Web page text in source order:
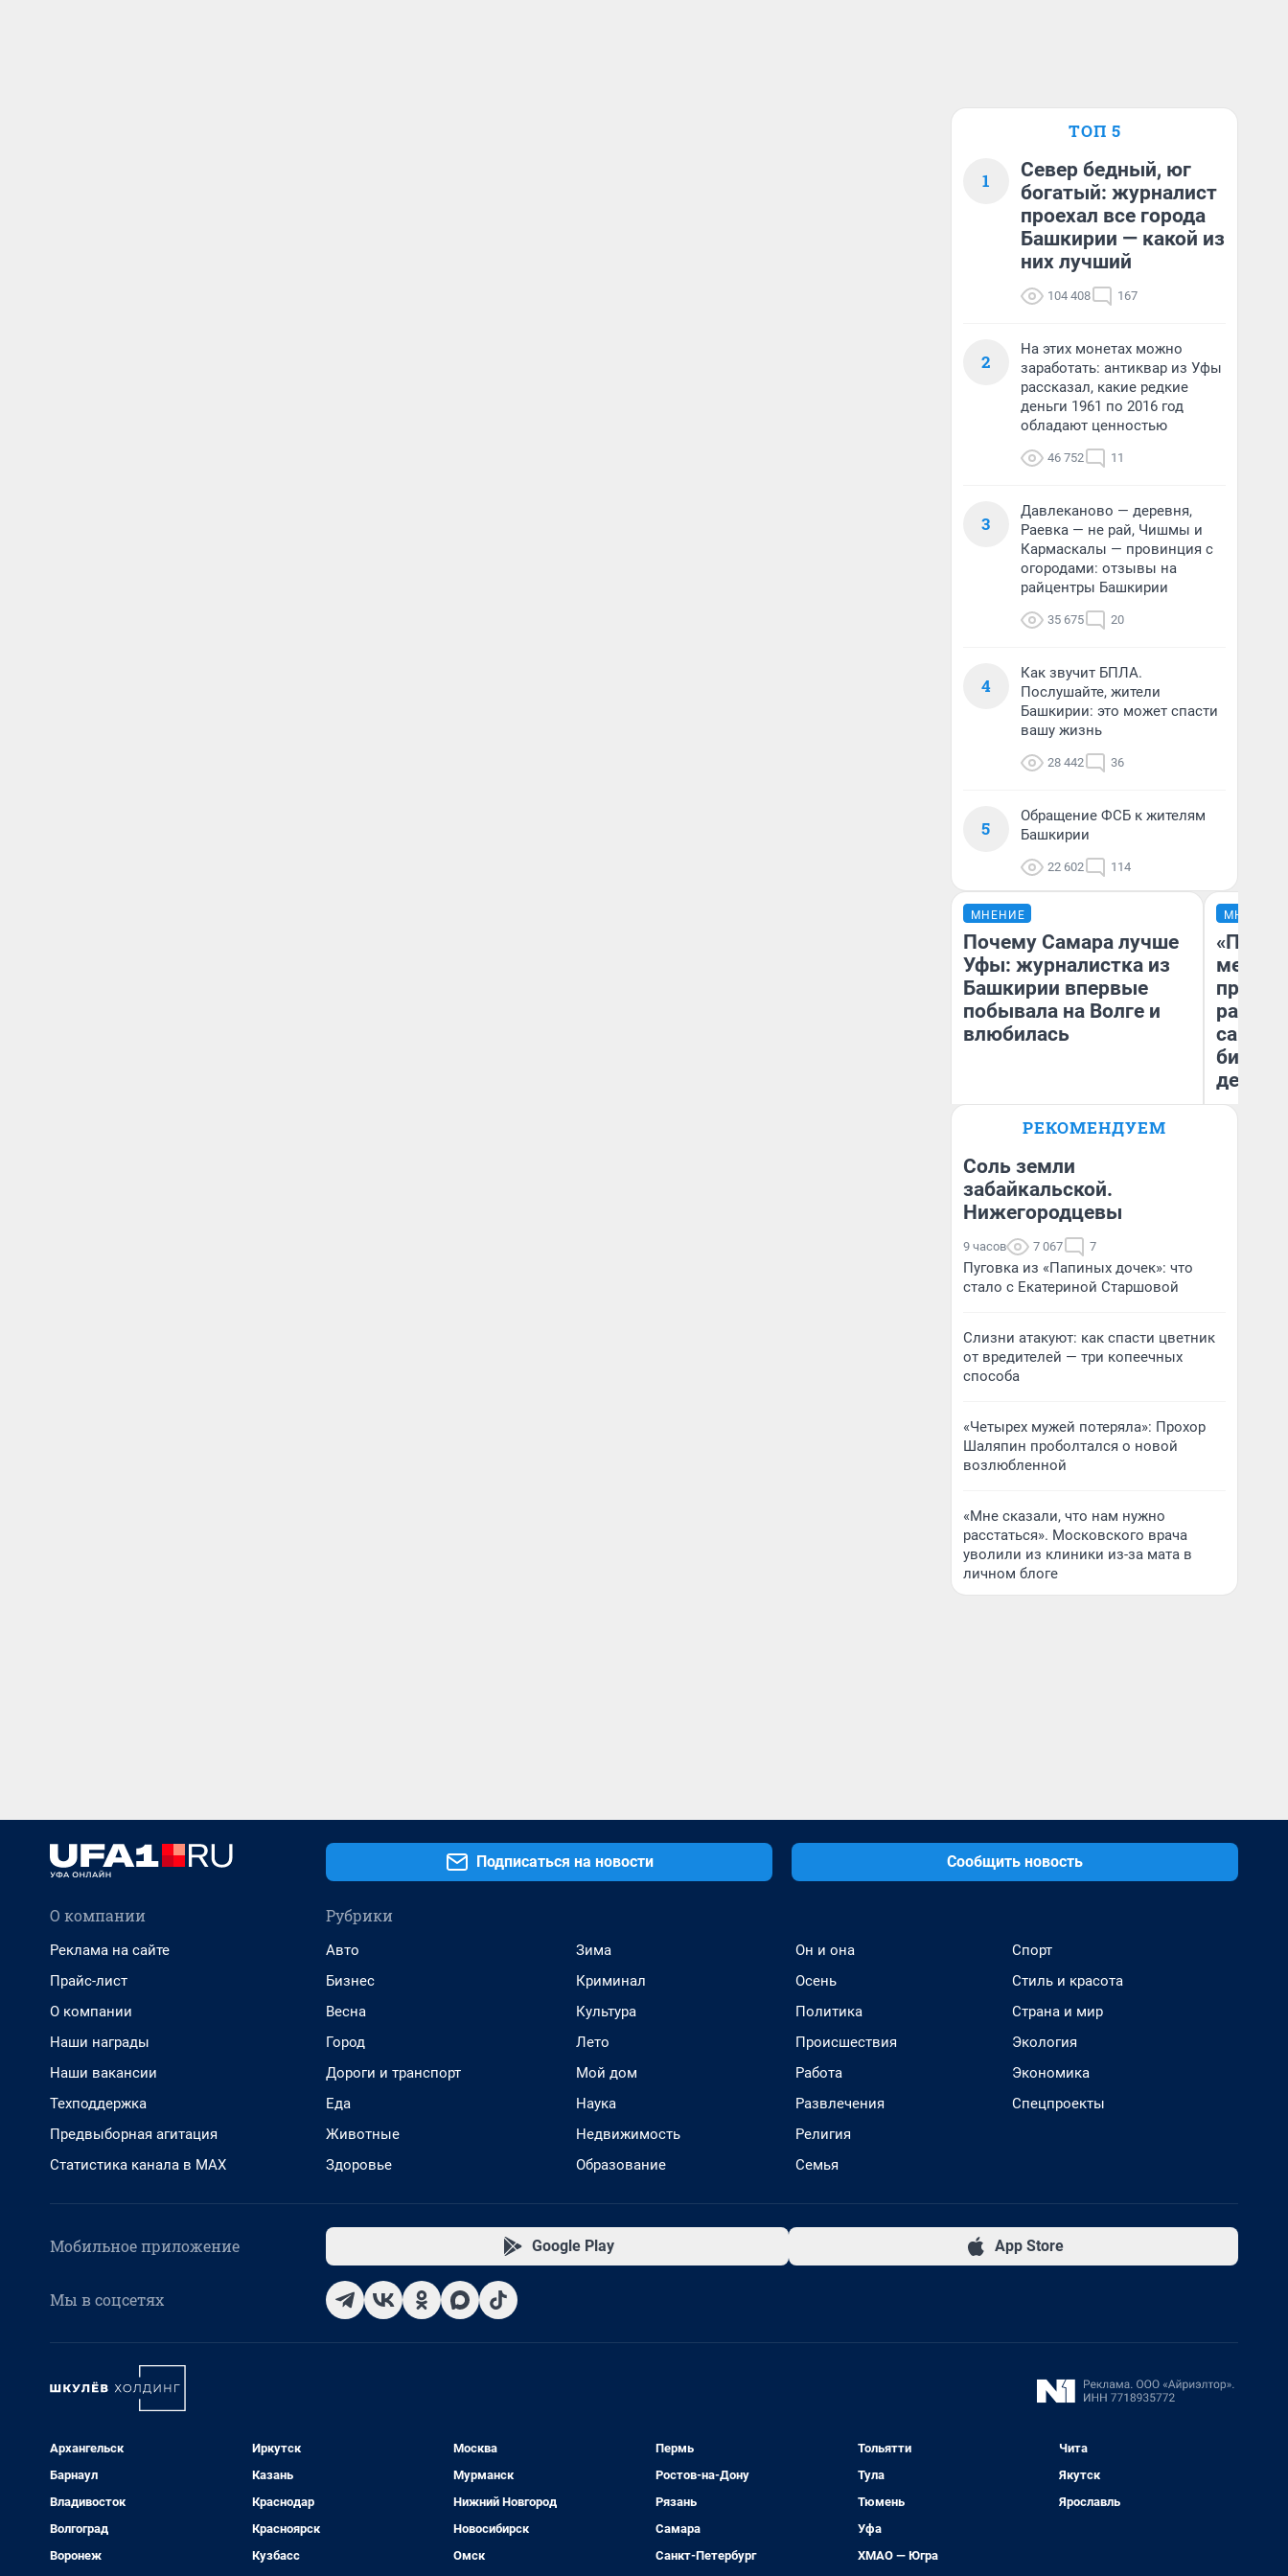
ТОП 5
1
Север бедный, юг
богатый: журналист
проехал все города
Башкирии — какой из
них лучший
104 408 167
2
На этих монетах можно
заработать: антиквар из Уфы
рассказал, какие редкие
деньги 1961 по 2016 год
обладают ценностью
46 752 11
3
Давлеканово — деревня,
Раевка — не рай, Чишмы и
Кармаскалы — провинция с
огородами: отзывы на
райцентры Башкирии
35 675 20
4
Как звучит БПЛА.
Послушайте, жители
Башкирии: это может спасти
вашу жизнь
28 442 36
5
Обращение ФСБ к жителям
Башкирии
22 602 114
МНЕНИЕ
Почему Самара лучше
Уфы: журналистка из
Башкирии впервые
побывала на Волге и
влюбилась
Назифа Нурмухаметова
МНЕНИЕ
самом
РЕКОМЕНДУЕМ
Соль земли
забайкальской.
Нижегородцевы
9 часов 7 067 7
Пуговка из «Папиных дочек»: что
стало с Екатериной Старшовой
Слизни атакуют: как спасти цветник
от вредителей — три копеечных
способа
«Четырех мужей потеряла»: Прохор
Шаляпин проболтался о новой
возлюбленной
«Мне сказали, что нам нужно
расстаться». Московского врача
уволили из клиники из-за мата в
личном блоге
Подписаться на новости Сообщить новость
О компании
Реклама на сайте
Прайс-лист
О компании
Наши награды
Наши вакансии
Техподдержка
Предвыборная агитация
Статистика канала в MAX
Рубрики
Авто
Бизнес
Весна
Город
Дороги и транспорт
Еда
Животные
Здоровье
Зима
Криминал
Культура
Лето
Мой дом
Наука
Недвижимость
Образование
Он и она
Осень
Политика
Происшествия
Работа
Развлечения
Религия
Семья
Спорт
Стиль и красота
Страна и мир
Экология
Экономика
Спецпроекты
Мобильное приложение Google Play App Store
Мы в соцсетях
Архангельск
Барнаул
Владивосток
Волгоград
Воронеж
Иркутск
Казань
Краснодар
Красноярск
Кузбасс
Москва
Мурманск
Нижний Новгород
Новосибирск
Омск
Пермь
Ростов-на-Дону
Рязань
Самара
Санкт-Петербург
Тольятти
Тула
Тюмень
Уфа
ХМАО — Югра
Чита
Якутск
Ярославль